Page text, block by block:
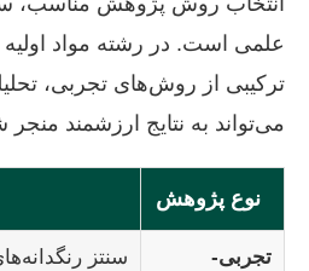
علمی است. در رشته مواد
ترکیبی از روش‌های تجربی،
می‌تواند به نتایج ارزشمند منجر
نوع پژوهش
تجربی-
سنتز